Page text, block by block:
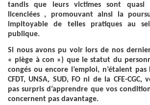
tandis que leurs victimes sont quasi
licenciées , promouvant ainsi la
impitoyable de telles pratiques au
publique.
Si nous avons pu voir lors de nos
« piège à con ») que le statut du
congés ou encore l’emploi, n’étaient pas
CFDT, UNSA, SUD, FO ni de la CFE-CGC,
pas surpris d’apprendre que vos
concernent pas davantage.